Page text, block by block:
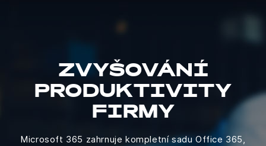
ZVYŠOVÁNÍ
PRODUKTIVITY
FIRMY
Microsoft 365 zahrnuje kompletní sadu Office 365,